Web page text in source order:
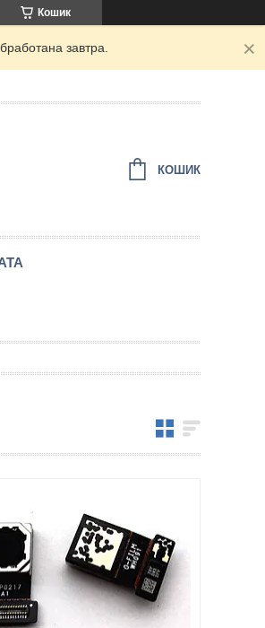
Кошик
завтра.
КОШИК